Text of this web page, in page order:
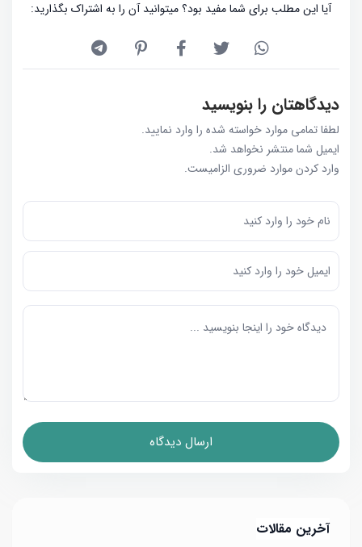
آیا این مطلب برای شما مفید بود؟ میتوانید آن را به اشتراک بگذارید:
دیدگاهتان را بنویسید
لطفا تمامی موارد خواسته شده را وارد نمایید.
ایمیل شما منتشر نخواهد شد.
وارد کردن موارد ضروری الزامیست.
آخرین مقالات